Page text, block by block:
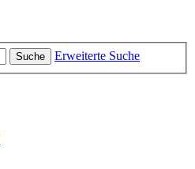
Suche
Erweiterte Suche